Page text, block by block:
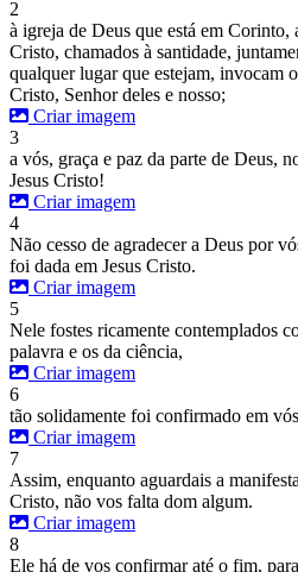
2
à igreja de Deus que está em Corinto,
Cristo, chamados à santidade,
qualquer lugar que estejam, invocam
Cristo, Senhor deles e nosso;
Criar imagem
3
a vós, graça e paz da parte de Deus,
Jesus Cristo!
Criar imagem
4
Não cesso de agradecer a Deus por
foi dada em Jesus Cristo.
Criar imagem
5
Nele fostes ricamente contemplados
palavra e os da ciência,
Criar imagem
6
tão solidamente foi confirmado em
Criar imagem
7
Assim, enquanto aguardais a
Cristo, não vos falta dom algum.
Criar imagem
8
Ele há de vos confirmar até o fim,